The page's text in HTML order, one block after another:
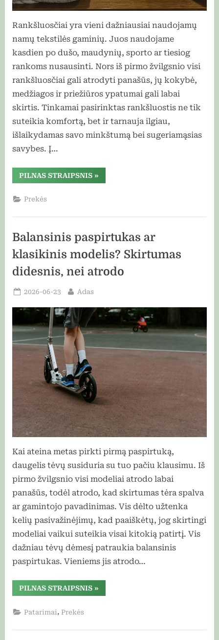
Rankšluosčiai yra vieni dažniausiai naudojamų
namų tekstilės gaminių. Juos naudojame
kasdien po dušo, maudynių, sporto ar tiesiog
rankoms nusausinti. Nors iš pirmo žvilgsnio visi
rankšluosčiai gali atrodyti panašūs, jų kokybė,
medžiagos ir priežiūros ypatumai gali labai
skirtis. Tinkamai pasirinktas rankšluostis ne tik
suteikia komfortą, bet ir tarnauja ilgiau,
išlaikydamas savo minkštumą bei sugeriamąsias
savybes. Į…
PILNAS STRAIPSNIS“Kaip
išsirinkti
prižiūrėti?”
»
Prekės
Balansinis paspirtukas ar
klasikinis modelis? Skirtumas
didesnis, nei atrodo
Posted
2026-06-23 By
Adas
Kai ateina metas pirkti pirmą paspirtuką,
daugelis tėvų susiduria su tuo pačiu klausimu. Iš
pirmo žvilgsnio visi modeliai atrodo labai
panašūs, todėl atrodo, kad skirtumas tėra spalva
ar gamintojo pavadinimas. Vis dėlto užtenka
kelių pasivažinėjimų, kad paaiškėtų, jog skirtingi
modeliai vaikui suteikia visai kitokią patirtį. Vis
dažniau tėvų dėmesį patraukia balansinis
paspirtukas. Vieniems jis atrodo…
PILNAS STRAIPSNIS“Balansinis
paspirtukas
didesnis,
»
Patarimai, Prekės